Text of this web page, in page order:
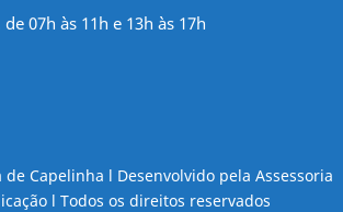
07h às 11h e 13h às 17h
Capelinha l Desenvolvido pela Assessoria
l Todos os direitos reservados